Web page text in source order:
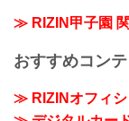
≫ RIZIN甲子園
おすすめコン
≫ RIZINオフィシ